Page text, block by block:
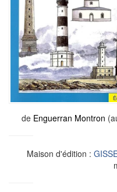
de Enguerran Montron
Maison d'édition :